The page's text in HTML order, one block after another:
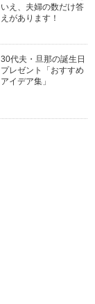
いえ、夫婦の数だけ答
えがあります！
30代夫・旦那の誕生日
プレゼント「おすすめ
アイデア集」